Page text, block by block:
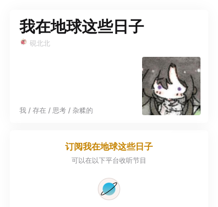
我在地球这些日子
硯北北
我 / 存在 / 思考 / 杂糅的
订阅我在地球这些日子
可以在以下平台收听节目